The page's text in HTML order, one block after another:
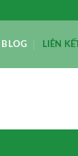
BLOG LIÊN KẾT